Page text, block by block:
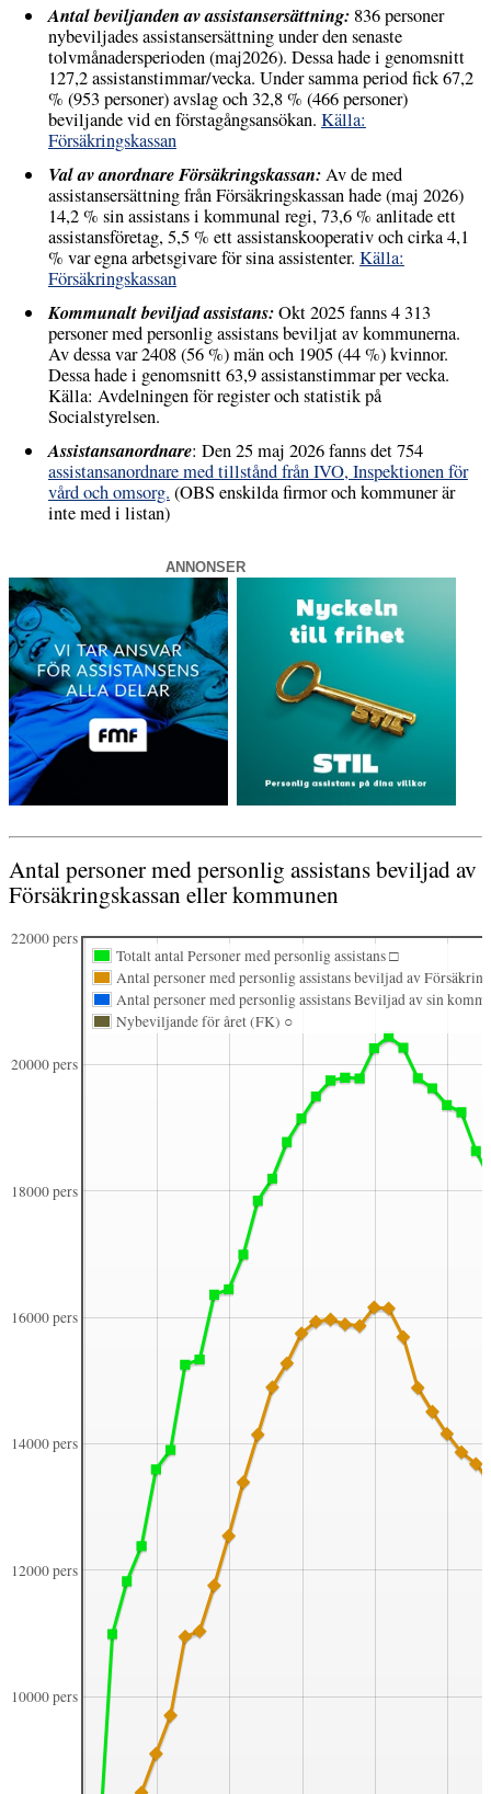
Antal beviljanden av assistansersättning:836 personer
nybeviljades assistansersättning under den senaste
tolvmånadersperioden (maj2026). Dessa hade i genomsnitt
127,2 assistanstimmar/vecka. Under samma period fick 67,2
% (953 personer) avslag och 32,8 % (466 personer)
beviljande vid en förstagångsansökan. Källa:
Försäkringskassan
Val av anordnare Försäkringskassan:Av de med
assistansersättning från Försäkringskassan hade (maj 2026)
14,2 % sin assistans i kommunal regi, 73,6 % anlitade ett
assistansföretag, 5,5 % ett assistanskooperativ och cirka 4,1
% var egna arbetsgivare för sina assistenter. Källa:
Försäkringskassan
Kommunalt beviljad assistans:Okt 2025 fanns 4 313
personer med personlig assistans beviljat av kommunerna.
Av dessa var 2408 (56 %) män och 1905 (44 %) kvinnor.
Dessa hade i genomsnitt 63,9 assistanstimmar per vecka.
Källa: Avdelningen för register och statistik på
Socialstyrelsen.
Assistansanordnare: Den 25 maj 2026 fanns det 754
assistansanordnare med tillstånd från IVO, Inspektionen för
vård och omsorg. (OBS enskilda firmor och kommuner är
inte med i listan)
ANNONSER
Antal personer med personlig assistans beviljad av
Försäkringskassan eller kommunen
10000 pers
12000 pers
14000 pers
16000 pers
18000 pers
20000 pers
22000 pers
Totalt antal Personer med personlig assistans □
Antal personer med personlig assistans beviljad av
Antal personer med personlig assistans Beviljad av sin
Nybeviljande för året (FK) ○